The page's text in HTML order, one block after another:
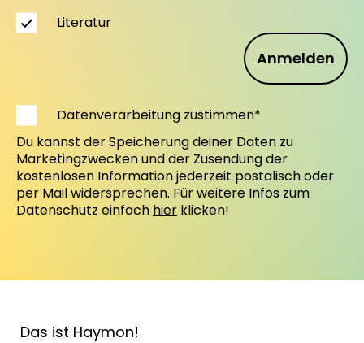
Anmelden
Literatur
Datenverarbeitung zustimmen*
Du kannst der Speicherung deiner Daten zu
Marketingzwecken und der Zusendung der
kostenlosen Information jederzeit postalisch oder
per Mail widersprechen. Für weitere Infos zum
Datenschutz einfach hier klicken!
Das ist Haymon!